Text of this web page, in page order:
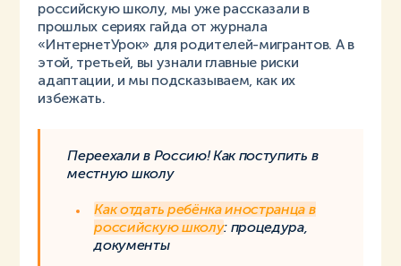
российскую школу, мы уже рассказали в
прошлых сериях гайда от журнала
«ИнтернетУрок» для родителей-мигрантов. А в
этой, третьей, вы узнали главные риски
адаптации, и мы подсказываем, как их
избежать.
Переехали в Россию! Как поступить в
местную школу
Как отдать ребёнка иностранца в
российскую школу: процедура,
документы